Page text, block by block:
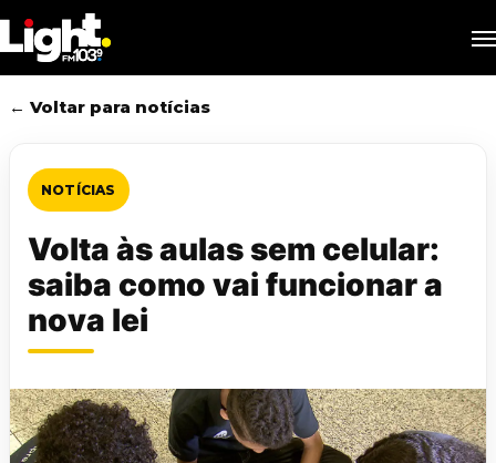
to
main
content
← Voltar para notícias
NOTÍCIAS
Volta às aulas sem celular:
saiba como vai funcionar a
nova lei